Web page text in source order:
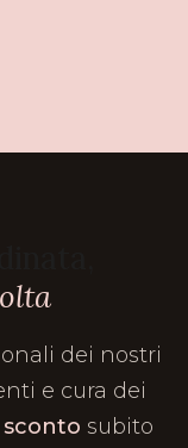
dei nostri
e cura dei
sconto subito